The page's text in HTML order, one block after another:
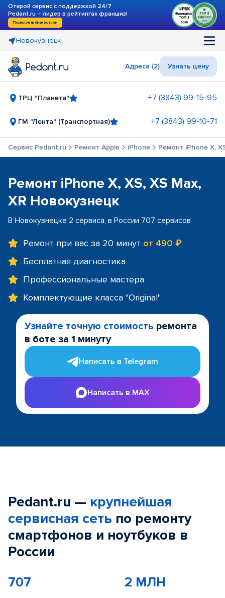
Открой сервис с поддержкой 24/7
Pedant.ru – лидер в рейтингах франшиз!
Посмотреть бизнес-план
Новокузнецк
Адреса (2) Узнать цену
ТРЦ "Планета" +7 (3843) 99-15-95
ГМ "Лента" (Транспортная) +7 (3843) 99-10-71
Сервис Pedant.ru Ремонт Apple iPhone Ремонт iPhone X,
Ремонт iPhone X, XS, XS Max,
XR Новокузнецк
В Новокузнецке 2 сервиса, в России 707 сервисов
Ремонт при вас за 20 минут от 490 ₽
Бесплатная диагностика
Профессиональные мастера
Комплектующие класса "Original"
Узнайте точную стоимость ремонта
в боте за 1 минуту
Написать в Telegram
Написать в MAX
Pedant.ru — крупнейшая
сервисная сеть по ремонту
смартфонов и ноутбуков в
России
707 2 МЛН